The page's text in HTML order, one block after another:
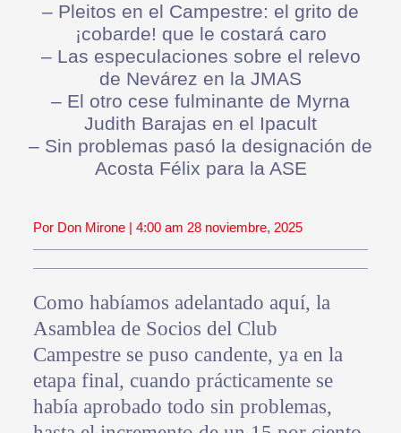
– ⁠Pleitos en el Campestre: el grito de
¡cobarde! que le costará caro
– ⁠Las especulaciones sobre el relevo
de Nevárez en la JMAS
– ⁠El otro cese fulminante de Myrna
Judith Barajas en el Ipacult
– ⁠Sin problemas pasó la designación de
Acosta Félix para la ASE
Por Don Mirone | 4:00 am 28 noviembre, 2025
Como habíamos adelantado aquí, la
Asamblea de Socios del Club
Campestre se puso candente, ya en la
etapa final, cuando prácticamente se
había aprobado todo sin problemas,